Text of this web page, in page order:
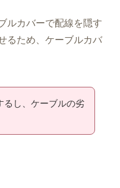
ルカバーで配線を隠す
るため、ケーブルカバ
るし、ケーブルの劣